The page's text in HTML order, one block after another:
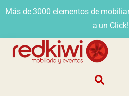
Más de 3000 elementos de
a un Click!